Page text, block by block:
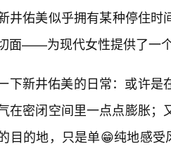
井佑美似乎拥有某种停住
面——为现代女性提供了一
下新井佑美的日常：或许是
在密闭空间里一点点膨胀
目的地，只是单😁纯地感